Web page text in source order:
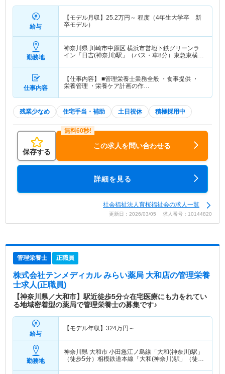
給与
【モデル月収】 25.2万円～ 程度（4年生大学卒 新
卒モデル）
勤務地
神奈川県 川崎市中原区 横浜市営地下鉄グリーンラ
イン「日吉(神奈川)駅」（バス・車8分）東急東横線
仕事内容
【仕事内容】 ■管理栄養士業務全般 ・食事提供 ・
栄養管理 ・栄養ケア計画の作…
残業少なめ 住宅手当・補助 土日祝休 積極採用中
保存する
この求人を問い合わせる
詳細を見る
社会福祉法人育桜福祉会の求人一覧
更新日：2026/03/05 求人番号：10144820
管理栄養士 正職員
株式会社テンメディカル みらい薬局 大和店の管理栄養
士求人(正職員)
【神奈川県／大和市】駅近徒歩5分☆在宅医療にも力をれてい
る地域密着型の薬局で管理栄養士の募集です♪
給与
【モデル年収】 324万円～
勤務地
神奈川県 大和市 小田急江ノ島線「大和(神奈川)駅」
（徒歩5分）相模鉄道本線「大和(神奈川)駅」（徒歩